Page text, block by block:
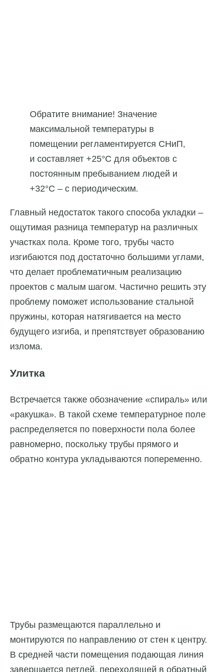
Обратите внимание! Значение
максимальной температуры в
помещении регламентируется СНиП,
и составляет +25°С для объектов с
постоянным пребыванием людей и
+32°С – с периодическим.
Главный недостаток такого способа укладки –
ощутимая разница температур на различных
участках пола. Кроме того, трубы часто
изгибаются под достаточно большими углами,
что делает проблематичным реализацию
проектов с малым шагом. Частично решить эту
проблему поможет использование стальной
пружины, которая натягивается на место
будущего изгиба, и препятствует образованию
излома.
Улитка
Встречается также обозначение «спираль» или
«ракушка». В такой схеме температурное поле
распределяется по поверхности пола более
равномерно, поскольку трубы прямого и
обратно контура укладываются попеременно.
Трубы размещаются параллельно и
монтируются по направлению от стен к центру.
В средней части помещения подающая линия
завершается петлей, переходящей в обратный